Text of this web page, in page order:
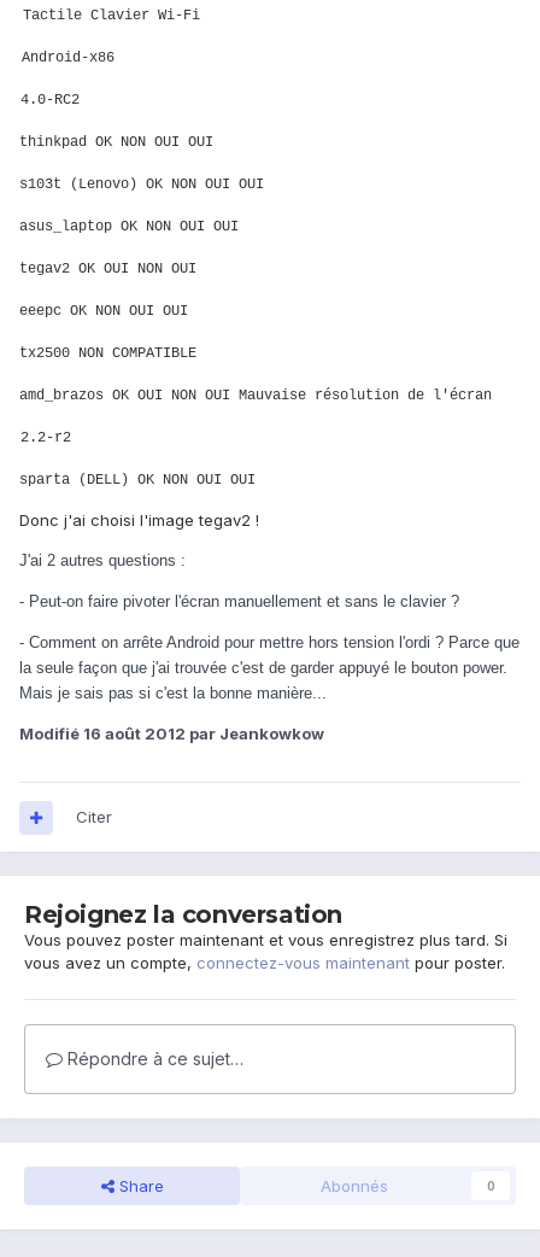
Tactile Clavier Wi-Fi
Android-x86
4.0-RC2
thinkpad OK NON OUI OUI
s103t (Lenovo) OK NON OUI OUI
asus_laptop OK NON OUI OUI
tegav2 OK OUI NON OUI
eeepc OK NON OUI OUI
tx2500 NON COMPATIBLE
amd_brazos OK OUI NON OUI Mauvaise résolution de l'écran
2.2-r2
sparta (DELL) OK NON OUI OUI
Donc j'ai choisi l'image tegav2 !
J'ai 2 autres questions :
- Peut-on faire pivoter l'écran manuellement et sans le clavier ?
- Comment on arrête Android pour mettre hors tension l'ordi ? Parce que
la seule façon que j'ai trouvée c'est de garder appuyé le bouton power.
Mais je sais pas si c'est la bonne manière...
Modifié 16 août 2012 par Jeankowkow
Citer
Rejoignez la conversation
Vous pouvez poster maintenant et vous enregistrez plus tard. Si
vous avez un compte, connectez-vous maintenant pour poster.
Répondre à ce sujet…
Share Abonnés 0